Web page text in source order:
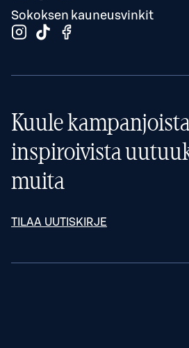
Sokoksen kauneusvinkit
Kuule
inspiroivista
muita
TILAA UUTISKIRJE